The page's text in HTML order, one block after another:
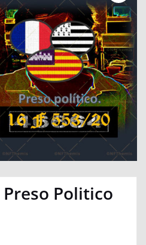
Preso Politico